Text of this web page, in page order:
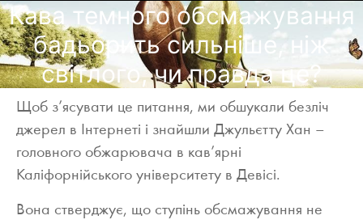
Кава темного обсмажування
бадьорить сильніше, ніж
світлого, чи правда це?
Щоб з’ясувати це питання, ми обшукали безліч
джерел в Інтернеті і знайшли Джульєтту Хан –
головного обжарювача в кав’ярні
Каліфорнійського університету в Девісі.
Вона стверджує, що ступінь обсмажування не